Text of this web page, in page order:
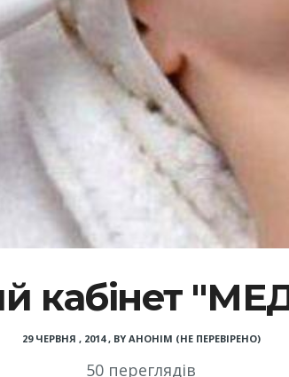
кабінет
29 ЧЕРВНЯ , 2014, BY АНОНІМ (НЕ ПЕРЕВІРЕНО)
50 переглядів